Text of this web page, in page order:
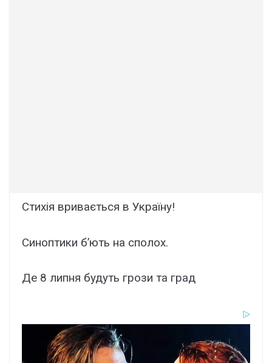
Стихія вривається в Україну!
Синоптики б’ють на сполох.
Де 8 липня будуть грози та град